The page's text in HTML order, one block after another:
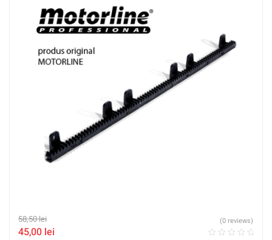
58,50lei
45,00 lei
(0 reviews)